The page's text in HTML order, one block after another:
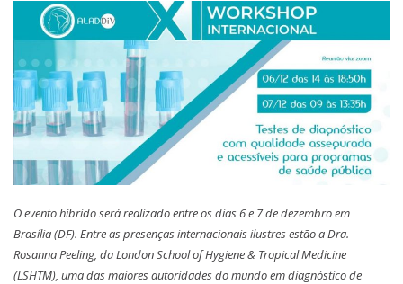
O evento híbrido será realizado entre os dias 6 e 7 de dezembro em
Brasília (DF). Entre as presenças internacionais ilustres estão a Dra.
Rosanna Peeling, da London School of Hygiene & Tropical Medicine
(LSHTM), uma das maiores autoridades do mundo em diagnóstico de